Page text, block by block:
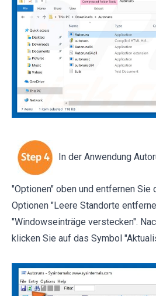
In der Anwendung
"Optionen" oben und entfernen Sie
Optionen "Leere Standorte
"Windowseinträge verstecken".
klicken Sie auf das Symbol